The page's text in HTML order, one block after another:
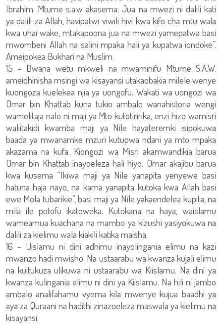
Ibrahim. Mtume s.a.w akasema: Jua na mwezi ni dalili kati
ya dalili za Allah, havipatwi viwili hivi kwa kifo cha mtu wala
kwa uhai wake, mtakapoona jua na mwezi yamepatwa basi
mwombeni Allah na salini mpaka hali ya kupatwa iondoke”.
Ameipokea Bukhari na Muslim.
15 - Bwana wetu mkweli na mwaminifu Mtume S.A.W.
ameidhinisha msingi wa kisayansi utakaobakia milele wenye
kuongoza kuelekea njia ya uongofu. Wakati wa uongozi wa
Omar bin Khattab kuna tukio ambalo wanahistoria wengi
wamelitaja nalo ni maji ya Mto kutotiririka, enzi hizo wamisri
waliitakidi kwamba maji ya Nile hayateremki isipokuwa
baada ya mwanamke mzuri kutupwa ndani ya mto mpaka
akazama na kufa. Kiongozi wa Misri akamwandikia barua
Omar bin Khattab inayoeleza hali hiyo. Omar akajibu barua
kwa kusema “Ikiwa maji ya Nile yanapita yenyewe basi
hatuna haja nayo, na kama yanapita kutoka kwa Allah basi
ewe Mola tubarikie”, basi maji ya Nile yakaendelea kupita, na
mila ile potofu ikatoweka. Kutokana na haya, waislamu
wameamua kuachana na mambo ya kizushi yasiyokuwa na
dalili za kielimu wala kiakili katika maisha.
16 - Uislamu ni dini adhimu inayolingania elimu na kazi
mwanzo hadi mwisho. Na ustaarabu wa kwanza kujali elimu
na kuitukuza ulikuwa ni ustaarabu wa Kiislamu. Na dini ya
kwanza kulingania elimu ni dini ya Kiislamu. Na hili ni jambo
ambalo analifahamu vyema kila mwenye kujua baadhi ya
aya za Quraani na hadithi zinazoeleza maswala ya kielimu na
kisayansi.